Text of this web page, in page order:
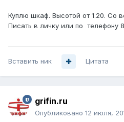
Куплю шкаф. Высотой от 1.20. Со
Писать в личку или по телефону
Вставить ник Цитата
grifin.ru
Опубликовано 12 июля,